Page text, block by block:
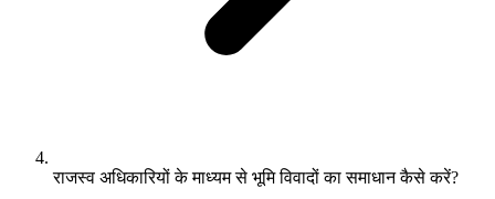
राजस्व अधिकारियों के माध्यम से भूमि विवादों का समाधान कैसे करें?